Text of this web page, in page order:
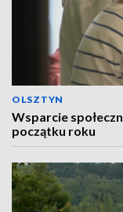
OLSZTYN
Wsparcie
początku roku